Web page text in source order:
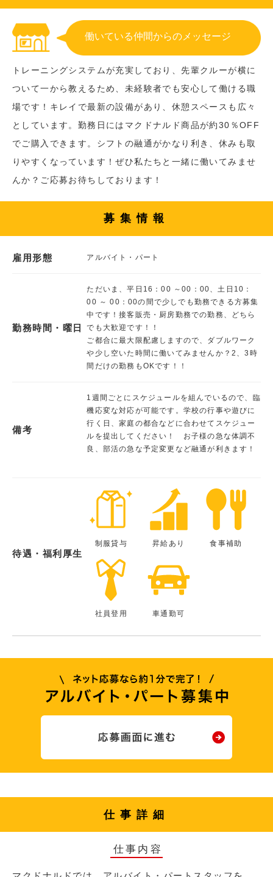
働いている仲間からのメッセージ
トレーニングシステムが充実しており、先輩クルーが横に
ついて一から教えるため、未経験者でも安心して働ける職
場です！キレイで最新の設備があり、休憩スペースも広々
としています。勤務日にはマクドナルド商品が約30％OFF
でご購入できます。シフトの融通がかなり利き、休みも取
りやすくなっています！ぜひ私たちと一緒に働いてみませ
んか？ご応募お待ちしております！
募集情報
雇用形態 アルバイト・パート
勤務時間・曜日
ただいま、平日16：00 ～00：00、土日10：
00 ～ 00：00の間で少しでも勤務できる方募集
中です！接客販売・厨房勤務での勤務、どちら
でも大歓迎です！！
ご都合に最大限配慮しますので、ダブルワーク
や少し空いた時間に働いてみませんか？2、3時
間だけの勤務もOKです！！
備考
1週間ごとにスケジュールを組んでいるので、臨
機応変な対応が可能です。学校の行事や遊びに
行く日、家庭の都合などに合わせてスケジュー
ルを提出してください！ お子様の急な体調不
良、部活の急な予定変更など融通が利きます！
待遇・福利厚生
制服貸与 昇給あり 食事補助
社員登用 車通勤可
仕事詳細
仕事内容